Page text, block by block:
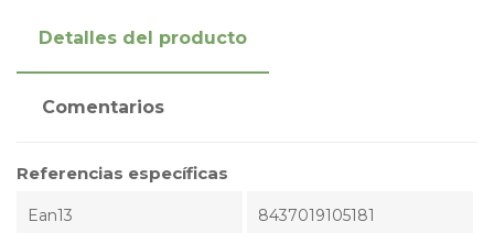
Detalles del producto
Comentarios
Referencias específicas
Ean13 8437019105181